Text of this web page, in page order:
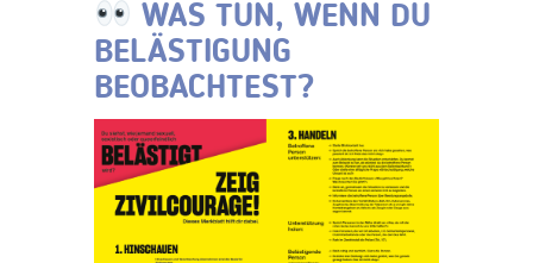
WAS TUN, WENN DU
BELÄSTIGUNG
BEOBACHTEST?